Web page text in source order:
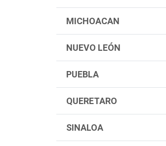
MICHOACAN
NUEVO LEÓN
PUEBLA
QUERETARO
SINALOA